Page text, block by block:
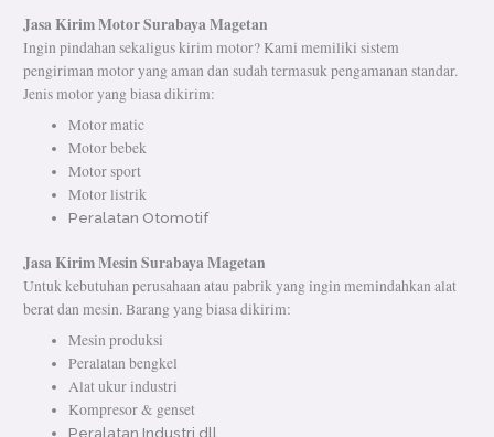
Jasa Kirim Motor Surabaya Magetan
Ingin pindahan sekaligus kirim motor? Kami memiliki sistem
pengiriman motor yang aman dan sudah termasuk pengamanan standar.
Jenis motor yang biasa dikirim:
Motor matic
Motor bebek
Motor sport
Motor listrik
Peralatan Otomotif
Jasa Kirim Mesin Surabaya Magetan
Untuk kebutuhan perusahaan atau pabrik yang ingin memindahkan alat
berat dan mesin. Barang yang biasa dikirim:
Mesin produksi
Peralatan bengkel
Alat ukur industri
Kompresor & genset
Peralatan Industri dll